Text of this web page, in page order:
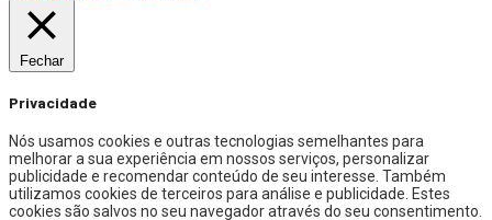
Fechar
Privacidade
Nós usamos cookies e outras tecnologias semelhantes para
melhorar a sua experiência em nossos serviços, personalizar
publicidade e recomendar conteúdo de seu interesse. Também
utilizamos cookies de terceiros para análise e publicidade. Estes
cookies são salvos no seu navegador através do seu consentimento.